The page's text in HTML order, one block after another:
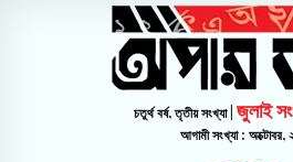
চতুর্থ বর্ষ, তৃতীয় সংখ্যা | জুলাই
আগামী সংখ্যা : অক্টোবর,